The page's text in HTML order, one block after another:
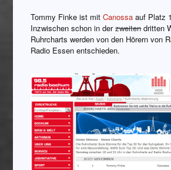
Tommy Finke ist mitCanossa auf Platz
Inzwischen schon in derzweitendritten
Ruhrcharts werden von den Hörern von
Radio Essen entschieden.